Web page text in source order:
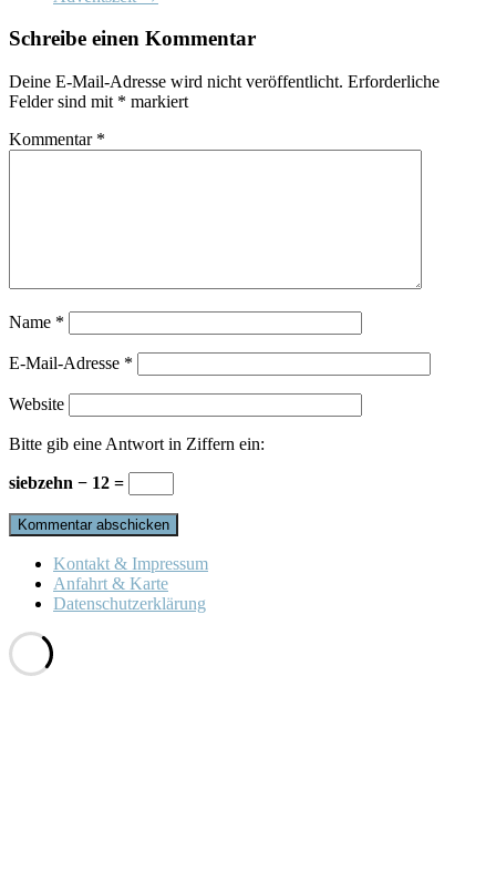
Schreibe einen Kommentar
Deine E-Mail-Adresse wird nicht veröffentlicht. Erforderliche
Felder sind mit * markiert
Kommentar *
Name *
E-Mail-Adresse *
Website
Bitte gib eine Antwort in Ziffern ein:
siebzehn − 12 =
Kontakt & Impressum
Anfahrt & Karte
Datenschutzerklärung